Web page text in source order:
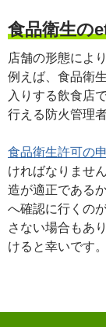
食品衛生の
店舗の形態により
例えば、食品衛
入りする飲食店
行える防火管理
食品衛生許可の
ければなりませ
造が適正である
へ確認に行くの
さない場合もあ
けると幸いです。